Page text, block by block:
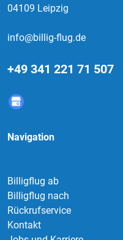
04109 Leipzig
info@billig-flug.de
+49 341 221 71 507
Navigation
Billigflug ab
Billigflug nach
Rückrufservice
Kontakt